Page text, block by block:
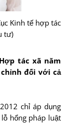
Kinh tế hợp tác
tư)
tác xã năm
đối với cả
chỉ áp dụng
hổng pháp luật